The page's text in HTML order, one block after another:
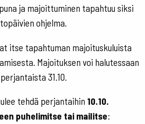
ja majoittuminen tapahtuu siksi
ohjelma.
itse tapahtuman majoituskuluista
Majoituksen voi halutessaan
31.10.
tehdä perjantaihin 10.10.
puhelimitse tai mailitse: